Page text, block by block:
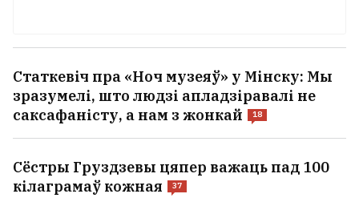
Статкевіч пра «Ноч музеяў» у Мінску: Мы
зразумелі, што людзі апладзіравалі не
саксафаністу, а нам з жонкай
18
Сёстры Груздзевы цяпер важаць пад 100
кілаграмаў кожная
37